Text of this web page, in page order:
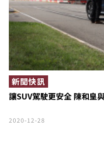
讓SUV駕駛更安全 陳和皇
新聞快訊
2020-12-28